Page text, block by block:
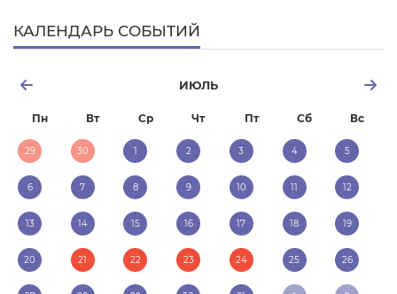
КАЛЕНДАРЬ СОБЫТИЙ
ИЮЛЬ
Пн Вт Ср Чт Пт Сб Вс
29 30 1 2 3 4 5
6 7 8 9 10 11 12
13 14 15 16 17 18 19
20 21 22 23 24 25 26